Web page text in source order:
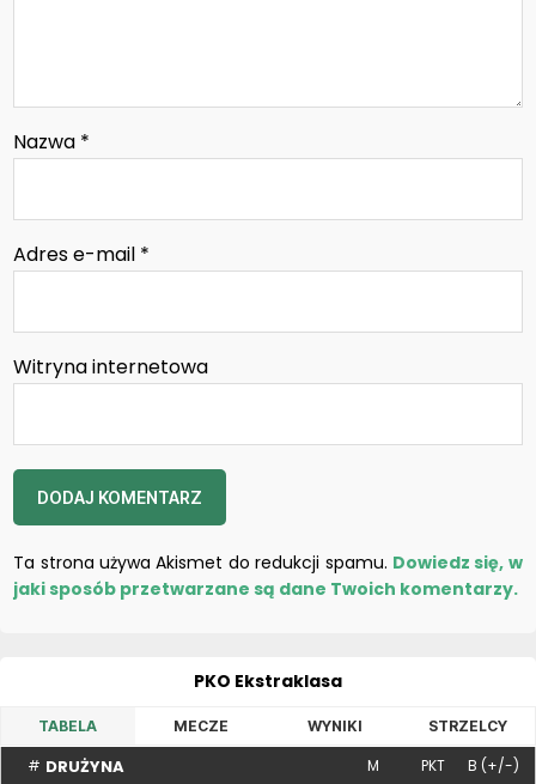
Nazwa *
Adres e-mail *
Witryna internetowa
Ta strona używa Akismet do redukcji spamu. Dowiedz się, w
jaki sposób przetwarzane są dane Twoich komentarzy.
PKO Ekstraklasa
TABELA MECZE WYNIKI STRZELCY
# DRUŻYNA M PKT B (+/-)